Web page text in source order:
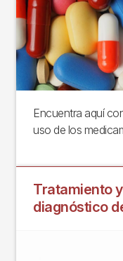
Encuentra aquí
uso de los
Tratamiento
diagnóstico